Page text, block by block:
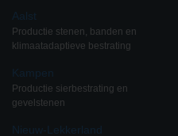
Aalst
Productie stenen, banden en
klimaatadaptieve bestrating
Kampen
Productie sierbestrating en
gevelstenen
Nieuw-Lekkerland